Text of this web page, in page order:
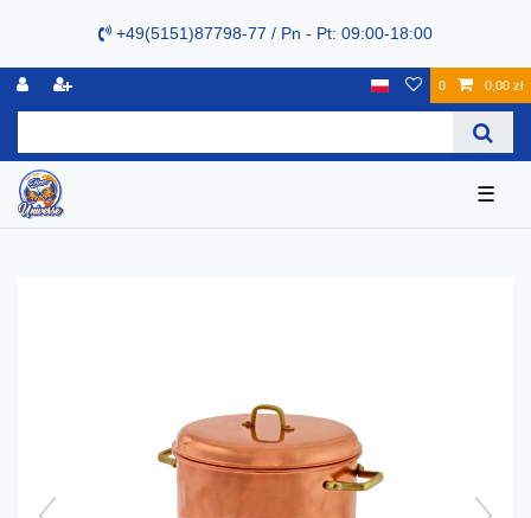
+49(5151)87798-77 / Pn - Pt: 09:00-18:00
0 0,00 zł
☰